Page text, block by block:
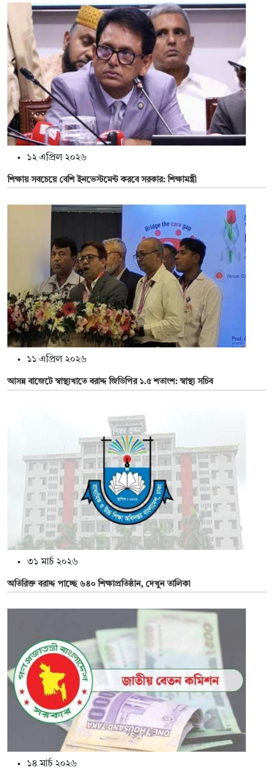
১২ এপ্রিল ২০২৬
শিক্ষায় সবচেয়ে বেশি ইনভেস্টমেন্ট করবে সরকার: শিক্ষামন্ত্রী
১১ এপ্রিল ২০২৬
আসন্ন বাজেটে স্বাস্থ্যখাতে বরাদ্দ জিডিপির ১.৫ শতাংশ: স্বাস্থ্য সচিব
৩১ মার্চ ২০২৬
অতিরিক্ত বরাদ্দ পাচ্ছে ৬৪০ শিক্ষাপ্রতিষ্ঠান, দেখুন তালিকা
১৪ মার্চ ২০২৬